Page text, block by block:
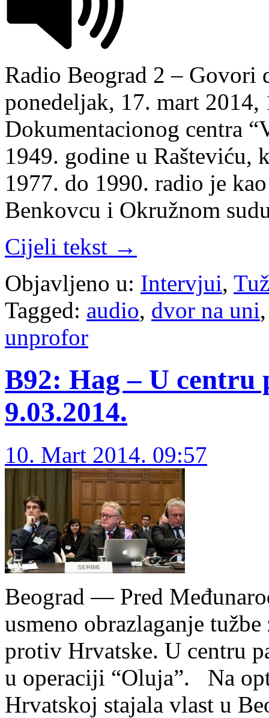
Radio Beograd 2 – Govori
ponedeljak, 17. mart
Dokumentacionog centra
1949. godine u Rašteviću,
1977. do 1990. radio je
Benkovcu i Okružnom
Cijeli tekst →
Objavljeno u: Intervjui,
Tagged: audio, dvor na uni
unprofor
B92: Hag – U centru
9.03.2014.
10. Mart 2014. 09:57
Beograd — Pred
usmeno obrazlaganje
protiv Hrvatske. U centru
u operaciji “Oluja”. Na
Hrvatskoj stajala vlast u